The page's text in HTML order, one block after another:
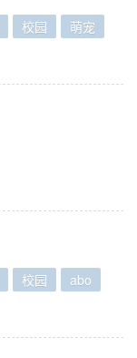
校园 萌宠
校园 abo